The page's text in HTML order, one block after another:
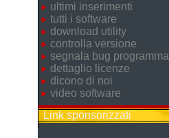
ultimi inserimenti
tutti i software
download utility
controlla versione
segnala bug programma
dettaglio licenze
dicono di noi
video software
Link sponsorizzati